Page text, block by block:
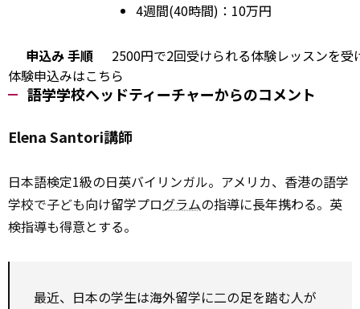
4週間(40時間)：10万円
申込み手順
2500円で2回受けられる体験レッスンを受
体験申込みはこちら
語学学校ヘッドティーチャーからのコメント
Elena Santori講師
日本語検定1級の日英バイリンガル。アメリカ、香港の語学
学校で子ども向け留学プログラムの指導に長年携わる。英
検指導も得意とする。
最近、日本の学生は海外留学に二の足を踏む人が